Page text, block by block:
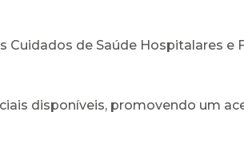
Cuidados de Saúde Hospitalares e
disponíveis, promovendo um